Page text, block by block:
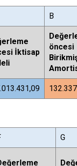
B
İktisap
öncesi
G